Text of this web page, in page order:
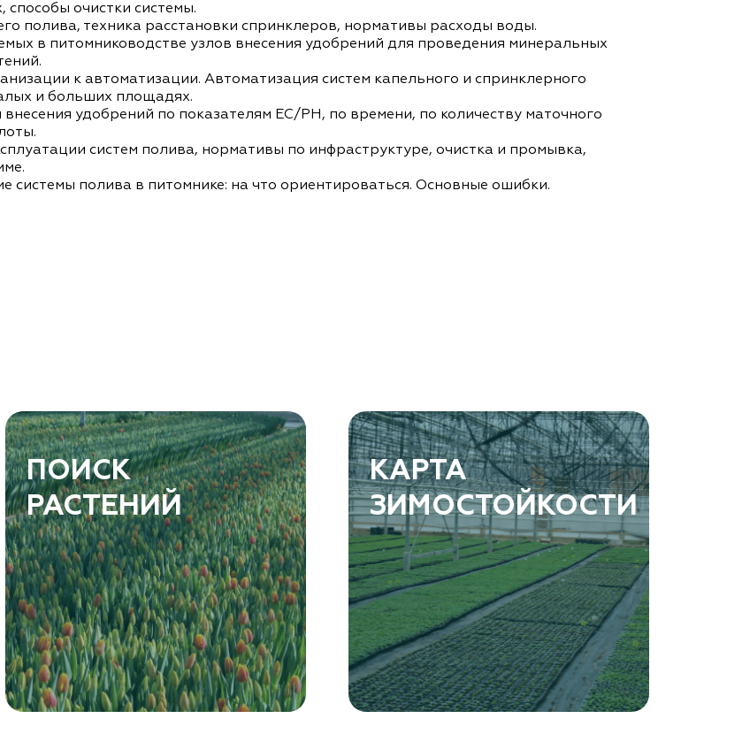
способы очистки системы.
полива, техника расстановки спринклеров, нормативы расходы воды.
в питомниководстве узлов внесения удобрений для проведения минеральных
к автоматизации. Автоматизация систем капельного и спринклерного
и больших площадях.
удобрений по показателям EC/PH, по времени, по количеству маточного
систем полива, нормативы по инфраструктуре, очистка и промывка,
системы полива в питомнике: на что ориентироваться. Основные ошибки.
ПОИСК
РАСТЕНИЙ
КАРТА
ЗИМОСТОЙКОСТИ